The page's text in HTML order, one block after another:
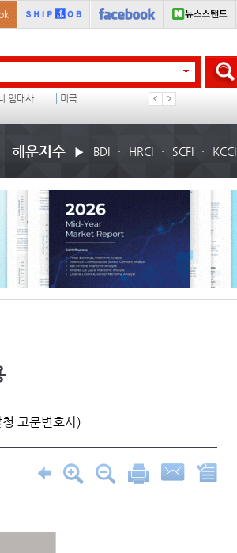
임대사 미국 1
해운지수 BDI HRCI SCFI KCCI
고문변호사)